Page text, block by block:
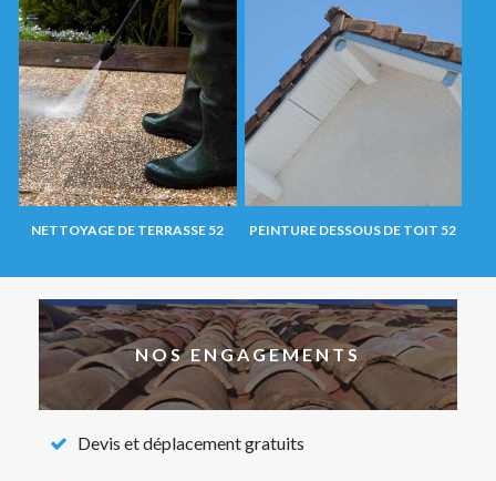
NETTOYAGE DE TERRASSE 52 PEINTURE DESSOUS DE TOIT 52
NOS ENGAGEMENTS
Devis et déplacement gratuits